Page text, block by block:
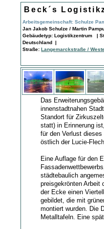
Beck´s
Arbeitsgemeinschaft: Schulze
Jan Jakob Schulze / Martin
Gebäudetyp: Logistikzentrum |
Deutschland |
Straße:Langemarckstraße /
Das
innenstadtnahen
Standort für
statt) in Erinnerung
für den Verlust
östlich der Lucie-
Eine Auflage für den
städtebaulich
preisgekrönten Arbeit
der Ecke einen
gebildet, die mit
montiert wurden. Die
Metalltafeln. Eine